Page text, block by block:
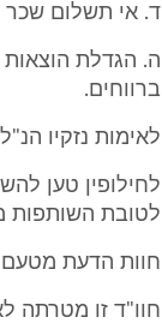
ד. אי תשלום שכר
ה. הגדלת
ברווחים.
לאימות נזקיו
לטובת השותפות
חוות הדעת
חוו"ד זו מטרתה